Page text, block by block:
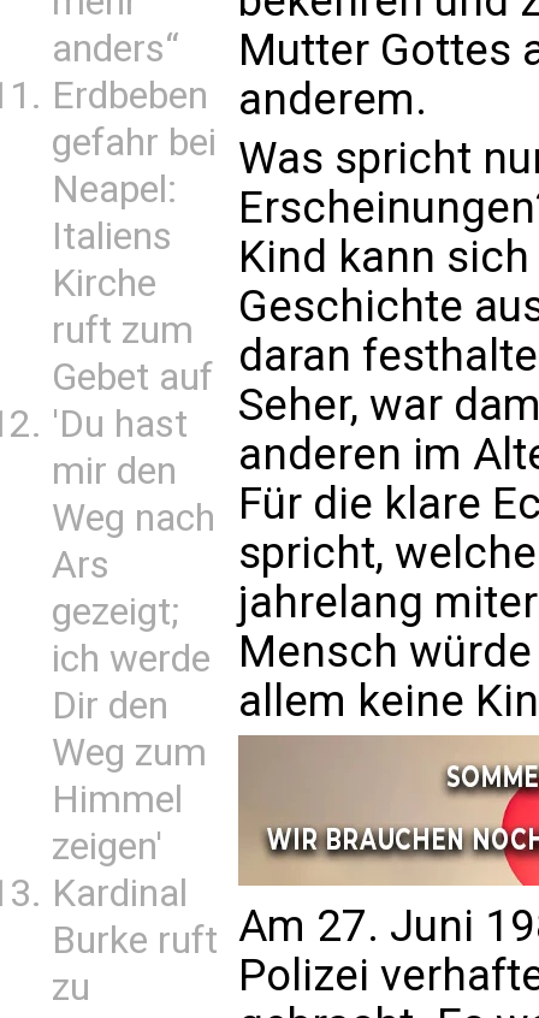
anders“
Erdbeben
gefahr bei
Neapel:
Italiens
Kirche
ruft zum
Gebet auf
'Du hast
mir den
Weg nach
Ars
gezeigt;
ich werde
Dir den
Weg zum
Himmel
zeigen'
Kardinal
Burke ruft
zu
Mutter Gottes
anderem.
Was spricht
Kind kann
Geschichte
daran
Seher, war
anderen im
Für die klare
spricht,
jahrelang
Mensch
allem keine
Am 27. Juni
Polizei